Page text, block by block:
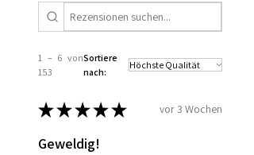
1 – 6 von
153
Sortiere
nach:
★★★★★ vor 3 Wochen
Geweldig!